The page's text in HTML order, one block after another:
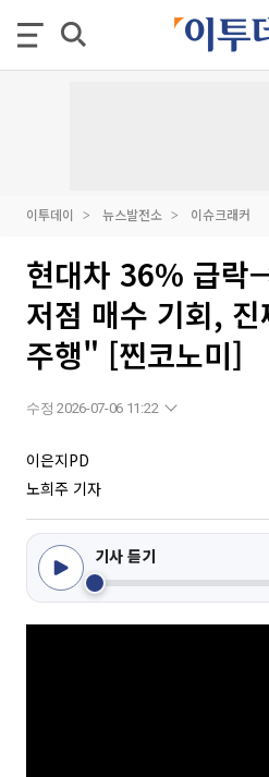
이투데이 뉴스발전소 이슈크래커
현대차 36% 급
저점 매수 기회,
주행" [찐코노미]
수정 2026-07-06 11:22
이은지PD
노희주 기자
기사 듣기